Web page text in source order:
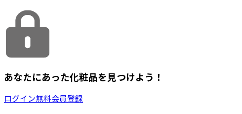
あなたにあった化粧品を見つけよう！
ログイン無料会員登録